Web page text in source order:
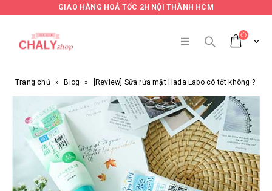
GIAO HÀNG HOẢ TỐC 2H NỘI THÀNH HCM
Trang chủ » Blog » [Review] Sữa rửa mặt Hada Labo có tốt không ?